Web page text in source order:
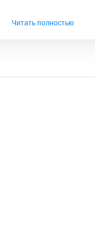
Читать полностью